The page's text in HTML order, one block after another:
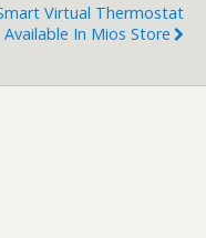
Virtual Thermostat
Available In Mios Store